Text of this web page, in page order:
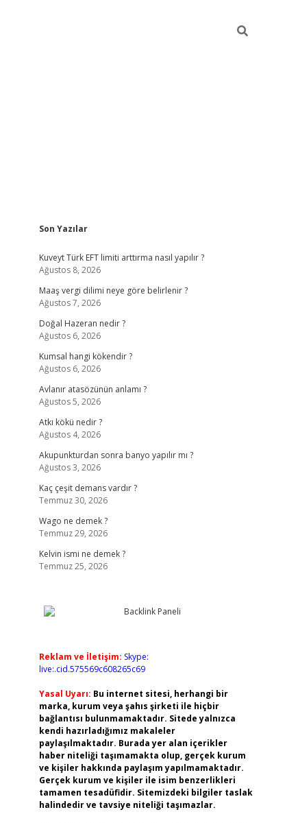
Sidebar
Son Yazılar
Kuveyt Türk EFT limiti arttırma nasıl yapılır ?
Ağustos 8, 2026
Maaş vergi dilimi neye göre belirlenir ?
Ağustos 7, 2026
Doğal Hazeran nedir ?
Ağustos 6, 2026
Kumsal hangi kökendir ?
Ağustos 6, 2026
Avlanır atasözünün anlamı ?
Ağustos 5, 2026
Atkı kökü nedir ?
Ağustos 4, 2026
Akupunkturdan sonra banyo yapılır mı ?
Ağustos 3, 2026
Kaç çeşit demans vardır ?
Temmuz 30, 2026
Wago ne demek ?
Temmuz 29, 2026
Kelvin ismi ne demek ?
Temmuz 25, 2026
Reklam ve İletişim: Skype:
live:.cid.575569c608265c69
Yasal Uyarı: Bu internet sitesi, herhangi bir
marka, kurum veya şahıs şirketi ile hiçbir
bağlantısı bulunmamaktadır. Sitede yalnızca
kendi hazırladığımız makaleler
paylaşılmaktadır. Burada yer alan içerikler
haber niteliği taşımamakta olup, gerçek kurum
ve kişiler hakkında paylaşım yapılmamaktadır.
Gerçek kurum ve kişiler ile isim benzerlikleri
tamamen tesadüfidir. Sitemizdeki bilgiler taslak
halindedir ve tavsiye niteliği taşımazlar.
ilbet giriş